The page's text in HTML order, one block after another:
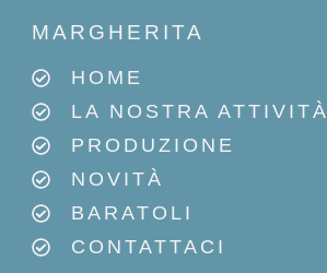
MARGHERITA
HOME
LA NOSTRA ATTIVITÀ
PRODUZIONE
NOVITÀ
BARATOLI
CONTATTACI